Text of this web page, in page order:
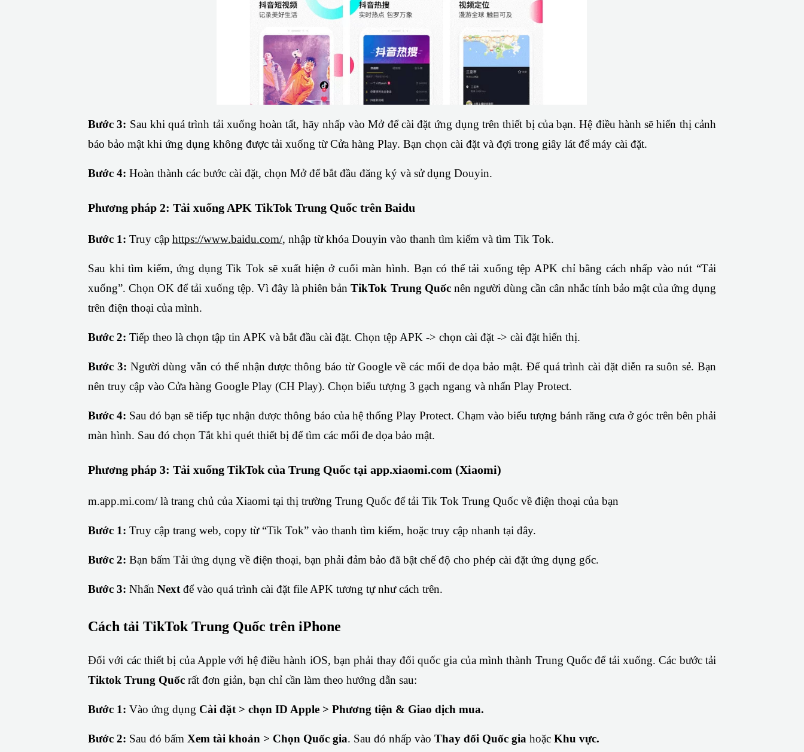
Bước 3: Sau khi quá trình tải xuống hoàn tất, hãy nhấp vào Mở để cài đặt ứng dụng trên thiết bị của bạn. Hệ điều hành sẽ hiển thị cảnh
báo bảo mật khi ứng dụng không được tải xuống từ Cửa hàng Play. Bạn chọn cài đặt và đợi trong giây lát để máy cài đặt.
Bước 4: Hoàn thành các bước cài đặt, chọn Mở để bắt đầu đăng ký và sử dụng Douyin.
Phương pháp 2: Tải xuống APK TikTok Trung Quốc trên Baidu
Bước 1: Truy cập https://www.baidu.com/, nhập từ khóa Douyin vào thanh tìm kiếm và tìm Tik Tok.
Sau khi tìm kiếm, ứng dụng Tik Tok sẽ xuất hiện ở cuối màn hình. Bạn có thể tải xuống tệp APK chỉ bằng cách nhấp vào nút “Tải
xuống”. Chọn OK để tải xuống tệp. Vì đây là phiên bản TikTok Trung Quốc nên người dùng cần cân nhắc tính bảo mật của ứng dụng
trên điện thoại của mình.
Bước 2: Tiếp theo là chọn tập tin APK và bắt đầu cài đặt. Chọn tệp APK -> chọn cài đặt -> cài đặt hiển thị.
Bước 3: Người dùng vẫn có thể nhận được thông báo từ Google về các mối đe dọa bảo mật. Để quá trình cài đặt diễn ra suôn sẻ. Bạn
nên truy cập vào Cửa hàng Google Play (CH Play). Chọn biểu tượng 3 gạch ngang và nhấn Play Protect.
Bước 4: Sau đó bạn sẽ tiếp tục nhận được thông báo của hệ thống Play Protect. Chạm vào biểu tượng bánh răng cưa ở góc trên bên phải
màn hình. Sau đó chọn Tắt khi quét thiết bị để tìm các mối đe dọa bảo mật.
Phương pháp 3: Tải xuống TikTok của Trung Quốc tại app.xiaomi.com (Xiaomi)
m.app.mi.com/ là trang chủ của Xiaomi tại thị trường Trung Quốc để tải Tik Tok Trung Quốc về điện thoại của bạn
Bước 1: Truy cập trang web, copy từ “Tik Tok” vào thanh tìm kiếm, hoặc truy cập nhanh tại đây.
Bước 2: Bạn bấm Tải ứng dụng về điện thoại, bạn phải đảm bảo đã bật chế độ cho phép cài đặt ứng dụng gốc.
Bước 3: Nhấn Next để vào quá trình cài đặt file APK tương tự như cách trên.
Cách tải TikTok Trung Quốc trên iPhone
Tiktok Trung Quốc rất đơn giản, bạn chỉ cần làm theo hướng dẫn sau:
Bước 1: Vào ứng dụng Cài đặt > chọn ID Apple > Phương tiện & Giao dịch mua.
Bước 2: Sau đó bấm Xem tài khoản > Chọn Quốc gia. Sau đó nhấp vào Thay đổi Quốc gia hoặc Khu vực.